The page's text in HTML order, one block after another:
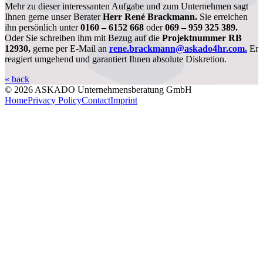
Mehr zu dieser interessanten Aufgabe und zum Unternehmen sagt
Ihnen gerne unser BeraterHerr René Brackmann. Sie erreichen
ihn persönlich unter0160 – 6152 668 oder069 – 959 325 389.
Oder Sie schreiben ihm mit Bezug auf die Projektnummer RB
12930, gerne per E-Mail an rene.brackmann@askado4hr.com. Er
reagiert umgehend und garantiert Ihnen absolute Diskretion.
« back
© 2026 ASKADO Unternehmensberatung GmbH
HomePrivacy PolicyContactImprint